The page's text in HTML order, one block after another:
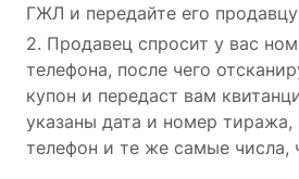
ГЖЛ и передайте его продавцу
2. Продавец спросит у вас
телефона, после чего
купон и передаст вам
указаны дата и номер
телефон и те же самые числа,